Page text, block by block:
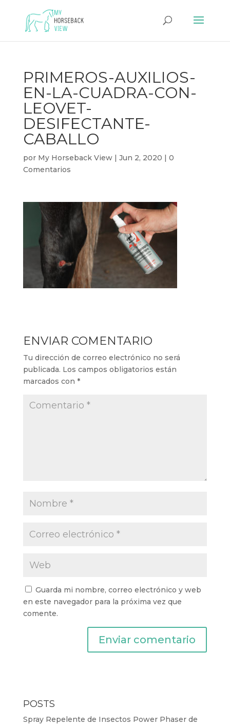
PRIMEROS-AUXILIOS-
EN-LA-CUADRA-CON-
LEOVET-
DESIFECTANTE-
CABALLO
por My Horseback View| Jun 2, 2020 | 0
Comentarios
ENVIAR COMENTARIO
Tu dirección de correo electrónico no será
publicada. Los campos obligatorios están
marcados con *
Guarda mi nombre, correo electrónico y web
en este navegador para la próxima vez que
comente.
POSTS
Spray Repelente de Insectos Power Phaser de